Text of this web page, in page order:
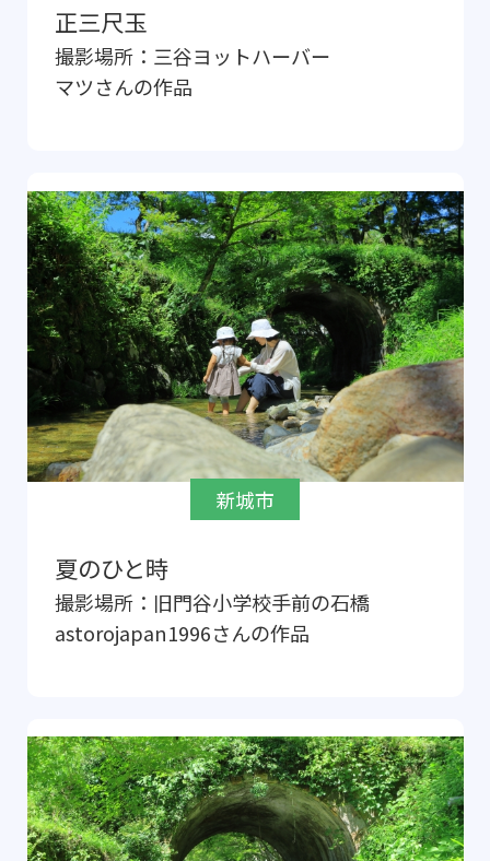
正三尺玉
撮影場所： 三谷ヨットハーバー
マツさんの作品
新城市
夏のひと時
撮影場所： 旧門谷小学校手前の石橋
astorojapan1996さんの作品